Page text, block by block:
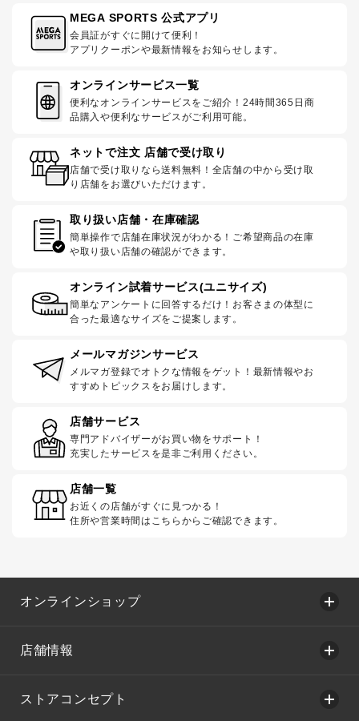
MEGA SPORTS 公式アプリ
会員証がすぐに開けて便利！
アプリクーポンや最新情報をお知らせします。
オンラインサービス一覧
便利なオンラインサービスをご紹介！24時間365日商
品購入や便利なサービスがご利用可能。
ネットで注文 店舗で受け取り
店舗で受け取りなら送料無料！全店舗の中から受け取
り店舗をお選びいただけます。
取り扱い店舗・在庫確認
簡単操作で店舗在庫状況がわかる！ご希望商品の在庫
や取り扱い店舗の確認ができます。
オンライン試着サービス(ユニサイズ)
簡単なアンケートに回答するだけ！お客さまの体型に
合った最適なサイズをご提案します。
メールマガジンサービス
メルマガ登録でオトクな情報をゲット！最新情報やお
すすめトピックスをお届けします。
店舗サービス
専門アドバイザーがお買い物をサポート！
充実したサービスを是非ご利用ください。
店舗一覧
お近くの店舗がすぐに見つかる！
住所や営業時間はこちらからご確認できます。
オンラインショップ
店舗情報
ストアコンセプト